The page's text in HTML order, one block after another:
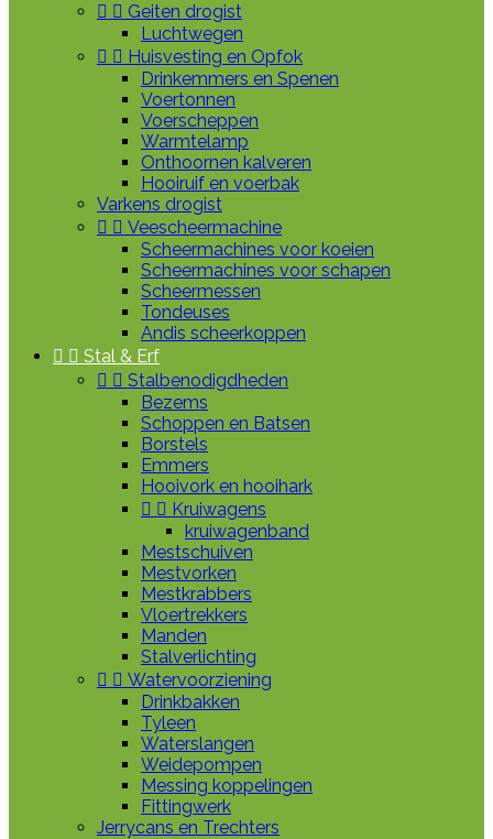
  Geiten drogist
Luchtwegen
  Huisvesting en Opfok
Drinkemmers en Spenen
Voertonnen
Voerscheppen
Warmtelamp
Onthoornen kalveren
Hooiruif en voerbak
Varkens drogist
  Veescheermachine
Scheermachines voor koeien
Scheermachines voor schapen
Scheermessen
Tondeuses
Andis scheerkoppen
  Stal & Erf
  Stalbenodigdheden
Bezems
Schoppen en Batsen
Borstels
Emmers
Hooivork en hooihark
  Kruiwagens
kruiwagenband
Mestschuiven
Mestvorken
Mestkrabbers
Vloertrekkers
Manden
Stalverlichting
  Watervoorziening
Drinkbakken
Tyleen
Waterslangen
Weidepompen
Messing koppelingen
Fittingwerk
Jerrycans en Trechters